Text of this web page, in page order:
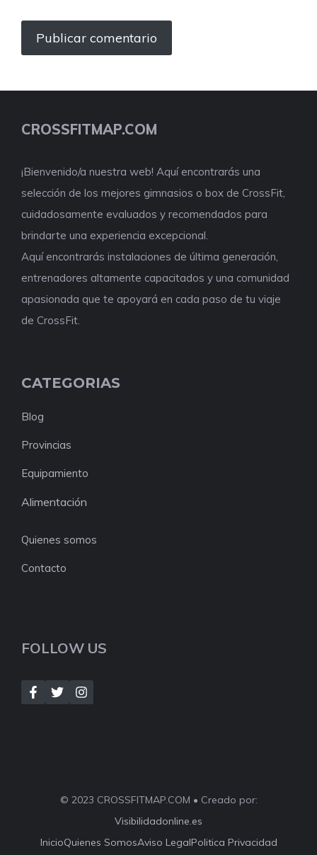
CROSSFITMAP.COM
¡Bienvenido/a nuestra web! Aquí encontrarás una
selección de los mejores gimnasios o box de CrossFit,
cuidadosamente evaluados y recomendados para
brindarte una experiencia excepcional.
Aquí encontrarás instalaciones de última generación,
entrenadores altamente capacitados y una comunidad
apasionada que te apoyará en cada paso de tu viaje
de CrossFit.
CATEGORIAS
Blog
Provincias
Equipamiento
Alimentación
Quienes somos
Contacto
FOLLOW US
© 2023 CROSSFITMAP.COM • Creado por:
Visibilidadonline.es
InicioQuienes SomosAviso LegalPolitica Privacidad